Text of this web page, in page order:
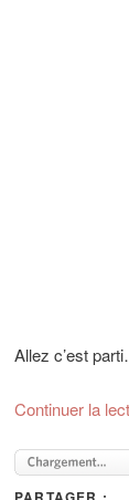
Allez c’est
Continuer la